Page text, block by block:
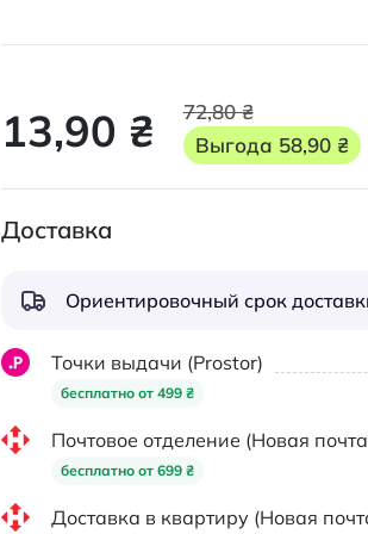
13,90 ₴
72,80 ₴
Выгода 58,90 ₴
Доставка
Ориентировочный срок
Точки выдачи (Prostor)
бесплатно от 499 ₴
Почтовое отделение (Новая
бесплатно от 699 ₴
Доставка в квартиру (Новая